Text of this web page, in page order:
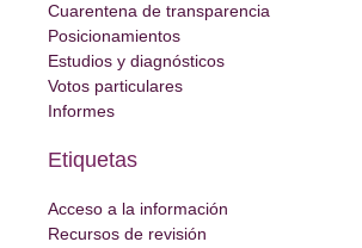
Cuarentena de transparencia
Posicionamientos
Estudios y diagnósticos
Votos particulares
Informes
Etiquetas
Acceso a la información
Recursos de revisión